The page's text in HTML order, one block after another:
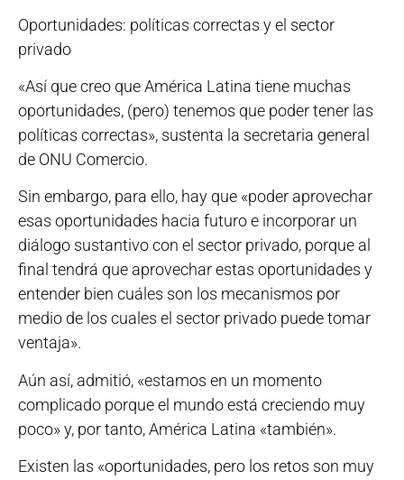
Oportunidades: políticas correctas y el sector
privado
«Así que creo que América Latina tiene muchas
oportunidades, (pero) tenemos que poder tener las
políticas correctas», sustenta la secretaria general
de ONU Comercio.
Sin embargo, para ello, hay que «poder aprovechar
esas oportunidades hacia futuro e incorporar un
diálogo sustantivo con el sector privado, porque al
final tendrá que aprovechar estas oportunidades y
entender bien cuáles son los mecanismos por
medio de los cuales el sector privado puede tomar
ventaja».
Aún así, admitió, «estamos en un momento
complicado porque el mundo está creciendo muy
poco» y, por tanto, América Latina «también».
Existen las «oportunidades, pero los retos son muy